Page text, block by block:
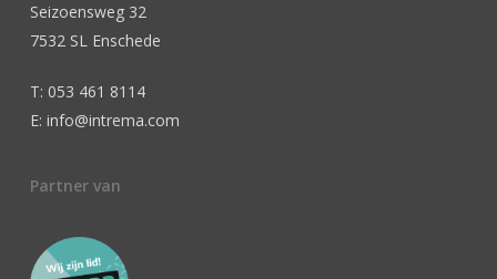
Seizoensweg 32
7532 SL Enschede
T: 053 461 8114
E: info@intrema.com
Partner van